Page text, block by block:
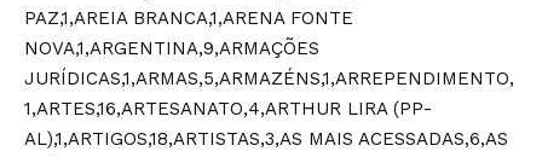
PAZ,1,AREIA BRANCA,1,ARENA FONTE
NOVA,1,ARGENTINA,9,ARMAÇÕES
JURÍDICAS,1,ARMAS,5,ARMAZÉNS,1,ARREPENDIMENTO,
1,ARTES,16,ARTESANATO,4,ARTHUR LIRA (PP-
AL),1,ARTIGOS,18,ARTISTAS,3,AS MAIS ACESSADAS,6,AS